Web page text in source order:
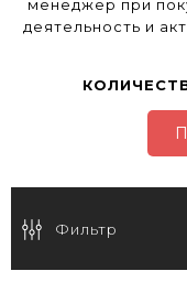
менеджер при
деятельность и
Фильтр